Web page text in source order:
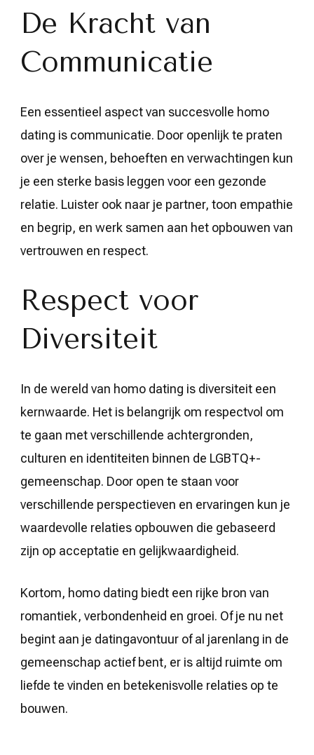
De Kracht van
Communicatie
Een essentieel aspect van succesvolle homo
dating is communicatie. Door openlijk te praten
over je wensen, behoeften en verwachtingen kun
je een sterke basis leggen voor een gezonde
relatie. Luister ook naar je partner, toon empathie
en begrip, en werk samen aan het opbouwen van
vertrouwen en respect.
Respect voor
Diversiteit
In de wereld van homo dating is diversiteit een
kernwaarde. Het is belangrijk om respectvol om
te gaan met verschillende achtergronden,
culturen en identiteiten binnen de LGBTQ+-
gemeenschap. Door open te staan voor
verschillende perspectieven en ervaringen kun je
waardevolle relaties opbouwen die gebaseerd
zijn op acceptatie en gelijkwaardigheid.
Kortom, homo dating biedt een rijke bron van
romantiek, verbondenheid en groei. Of je nu net
begint aan je datingavontuur of al jarenlang in de
gemeenschap actief bent, er is altijd ruimte om
liefde te vinden en betekenisvolle relaties op te
bouwen.